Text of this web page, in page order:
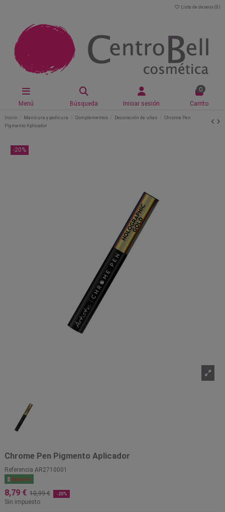
Lista de deseos (0 )
Menú Búsqueda Iniciar sesión
0
Carrito
Inicio Manicura y pedicura Complementos Decoración de uñas
Chrome Pen
Pigmento Aplicador
-20%
Chrome Pen Pigmento Aplicador
Referencia AR2710001
 Agotado
8,79 € 10,99 € -20%
Sin impuesto